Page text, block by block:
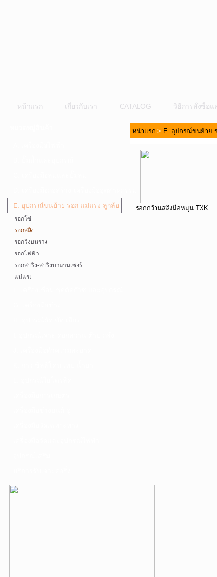
หน้าแรก เกี่ยวกับเรา CATALOG วิธีการสั่งซื้อแ
E. อุปกรณ์ขนย้าย รอก แม่แรง ลูกล้อ
รอกโซ่
รอกสลิง
รอกวิ่งบนราง
รอกไฟฟ้า
รอกสปริง-สปริงบาลานเซอร์
แม่แรง
หน้าแรก > E. อุปกรณ์ขนย้าย
รอกกว้านสลิงมือหมุน TXK